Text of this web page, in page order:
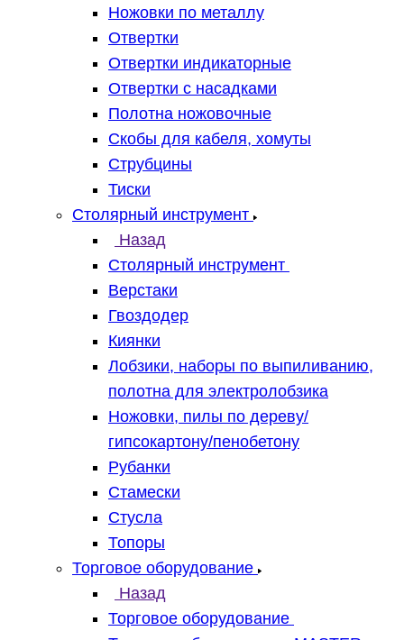
Ножовки по металлу
Отвертки
Отвертки индикаторные
Отвертки с насадками
Полотна ножовочные
Скобы для кабеля, хомуты
Струбцины
Тиски
Столярный инструмент
Назад
Столярный инструмент
Верстаки
Гвоздодер
Киянки
Лобзики, наборы по выпиливанию,
полотна для электролобзика
Ножовки, пилы по дереву/
гипсокартону/пенобетону
Рубанки
Стамески
Стусла
Топоры
Торговое оборудование
Назад
Торговое оборудование